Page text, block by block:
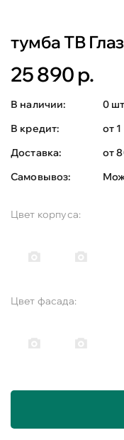
тумба ТВ
25 890 р.
В наличии:
0 шт
В кредит:
от
Доставка:
от
Самовывоз:
Цвет корпуса:
Цвет фасада: